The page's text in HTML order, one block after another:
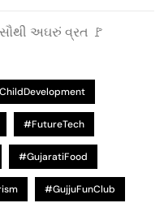
અઘરું વ્રત 🚩
#FutureTech
#GujaratiFood
#GujjuFunClub